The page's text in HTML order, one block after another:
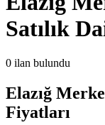
Satılık
0 ilan bulundu
Elazığ
Fiyatları